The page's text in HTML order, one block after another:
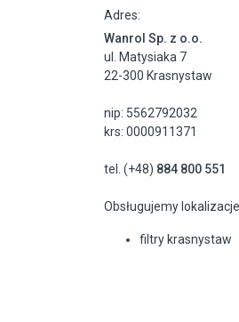
Adres:
Wanrol Sp. z o.o.
ul. Matysiaka 7
22-300 Krasnystaw
nip: 5562792032
krs: 0000911371
tel. (+48) 884 800 551
Obsługujemy
filtry krasnystaw